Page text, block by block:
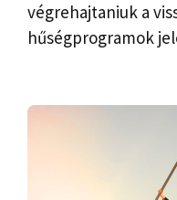
végrehajtaniuk a
hűségprogramok